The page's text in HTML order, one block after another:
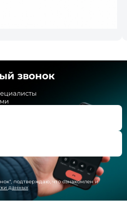
звонок
", подтверждаю, что ознакомлен и
данных